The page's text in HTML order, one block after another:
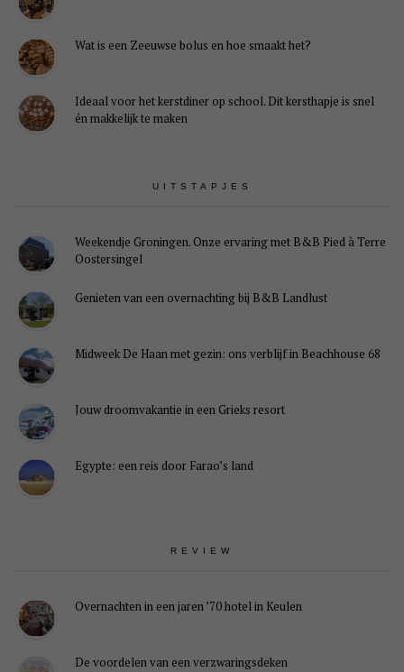
Wat is een Zeeuwse bolus en hoe smaakt het?
Ideaal voor het kerstdiner op school. Dit kersthapje is snel
én makkelijk te maken
UITSTAPJES
Weekendje Groningen. Onze ervaring met B&B Pied à Terre
Oostersingel
Genieten van een overnachting bij B&B Landlust
Midweek De Haan met gezin: ons verblijf in Beachhouse 68
Jouw droomvakantie in een Grieks resort
Egypte: een reis door Farao’s land
REVIEW
Overnachten in een jaren ’70 hotel in Keulen
De voordelen van een verzwaringsdeken